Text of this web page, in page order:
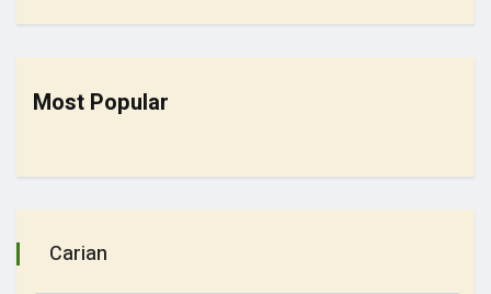
Most Popular
Carian